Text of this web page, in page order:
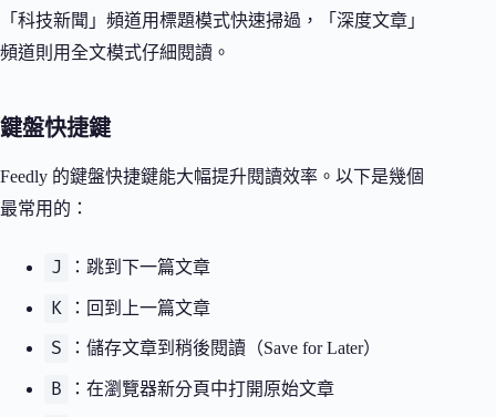
「科技新聞」頻道用標題模式快速掃過，「深度文章」
頻道則用全文模式仔細閱讀。
鍵盤快捷鍵
Feedly 的鍵盤快捷鍵能大幅提升閱讀效率。以下是幾個
最常用的：
J ：跳到下一篇文章
K ：回到上一篇文章
S ：儲存文章到稍後閱讀（Save for Later）
B ：在瀏覽器新分頁中打開原始文章